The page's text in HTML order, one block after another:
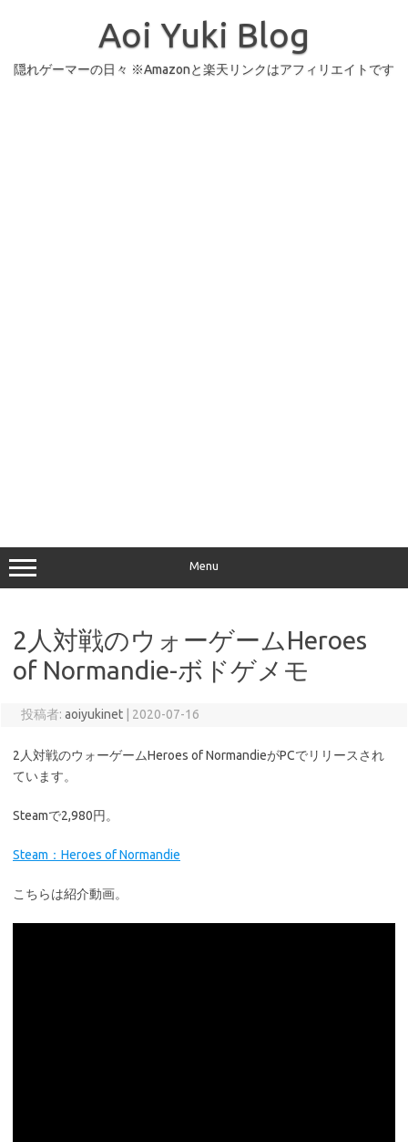
Aoi Yuki Blog
隠れゲーマーの日々 ※Amazonと楽天リンクはアフィリエイトです
Menu
2人対戦のウォーゲームHeroes
of Normandie-ボドゲメモ
投稿者: aoiyukinet 2020-07-16
2人対戦のウォーゲームHeroes of NormandieがPCでリリースされ
ています。
Steamで2,980円。
Steam：Heroes of Normandie
こちらは紹介動画。